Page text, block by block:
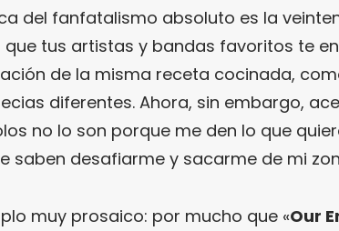
del fanfatalismo absoluto es la
que tus artistas y bandas favoritos te
de la misma receta cocinada,
diferentes. Ahora, sin embargo,
no lo son porque me den lo que
saben desafiarme y sacarme de mi
muy prosaico: por mucho que «Our